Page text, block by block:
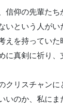
信仰の先輩た
いという人がい
えを持ってい
に真剣に祈り、
クリスチャン
いのか、 私にま